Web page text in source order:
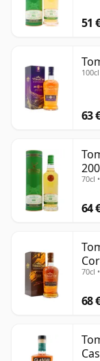
51
63
70cl
64
70cl
68